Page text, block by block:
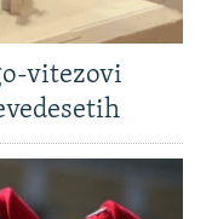
vitezovi